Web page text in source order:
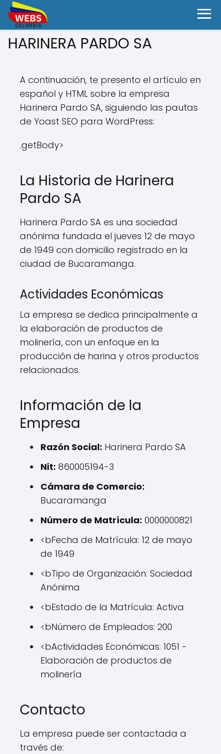
HARINERA PARDO SA
A continuación, te presento el artículo en
español y HTML sobre la empresa
Harinera Pardo SA, siguiendo las pautas
de Yoast SEO para WordPress:
.getBody>
La Historia de Harinera
Pardo SA
Harinera Pardo SA es una sociedad
anónima fundada el jueves 12 de mayo
de 1949 con domicilio registrado en la
ciudad de Bucaramanga.
Actividades Económicas
La empresa se dedica principalmente a
la elaboración de productos de
molinería, con un enfoque en la
producción de harina y otros productos
relacionados.
Información de la
Empresa
Razón Social: Harinera Pardo SA
Nit: 860005194-3
Cámara de Comercio:
Bucaramanga
Número de Matrícula: 0000000821
<bFecha de Matrícula: 12 de mayo
de 1949
<bTipo de Organización: Sociedad
Anónima
<bEstado de la Matrícula: Activa
<bNúmero de Empleados: 200
<bActividades Económicas: 1051 -
Elaboración de productos de
molinería
Contacto
La empresa puede ser contactada a
través de: